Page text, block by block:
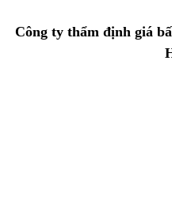
Công ty thẩm định giá